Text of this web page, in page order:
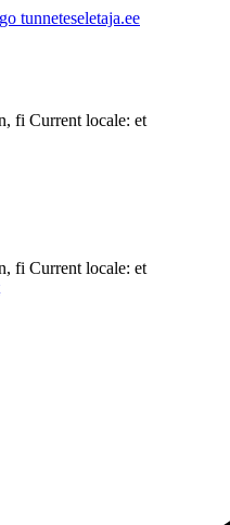
tunneteseletaja.ee
fi Current locale: et
fi Current locale: et